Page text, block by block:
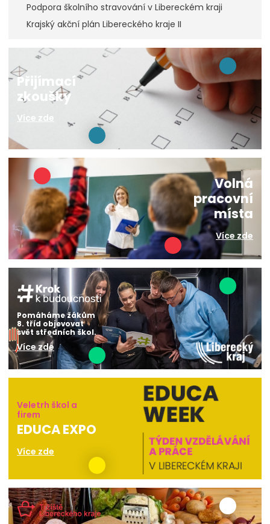
Podpora školního stravování v Libereckém kraji
Krajský akční plán Libereckého kraje II
Přijímací
zkoušky
Více zde
Volná
pracovní
místa
Více zde
Pomáháme žákům
8. tříd objevovat
svět středních škol.
Více zde
Veletrh škol a
firem
EDUCA EXPO
Více zde